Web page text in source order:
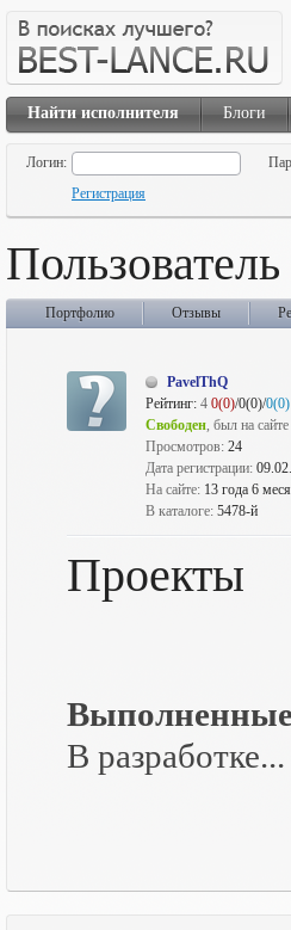
Найти исполнителя Блоги
Логин:
Регистрация
Портфолио Отзывы
PavelThQ
Рейтинг: 4 0(0)/0(0)/0(0)
Свободен, был на
Просмотров: 24
Дата регистрации:
На сайте: 13 года 6
В каталоге: 5478-й
Проекты
В разработке...